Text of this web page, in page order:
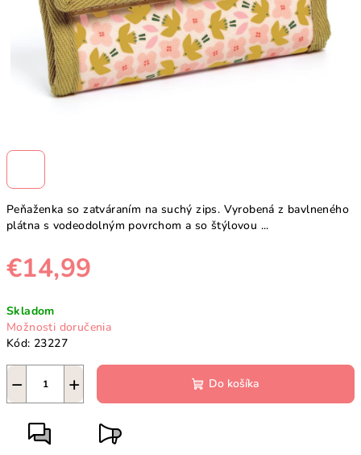
Peňaženka so zatváraním na suchý zips. Vyrobená z bavlneného
plátna s vodeodolným povrchom a so štýlovou ...
€14,99
cena:
Skladom
Možnosti doručenia
Kód: 23227
+
− Do košíka